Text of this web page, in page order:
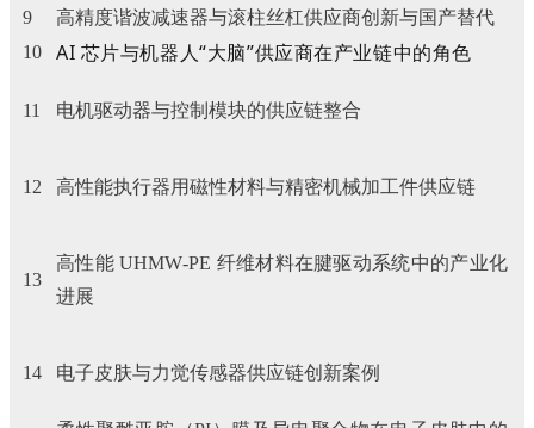
9
高精度谐波减速器与滚柱丝杠供应商创新与国产替代
10
AI 芯片与机器人“大脑”供应商在产业链中的角色
11 电机驱动器与控制模块的供应链整合
12 高性能执行器用磁性材料与精密机械加工件供应链
13
高性能 UHMW‑PE 纤维材料在腱驱动系统中的产业化
进展
14 电子皮肤与力觉传感器供应链创新案例